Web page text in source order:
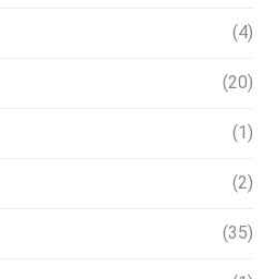
(4)
(20)
(1)
(2)
(35)